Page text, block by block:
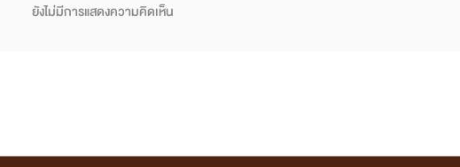
ยังไม่มีการแสดงความคิดเห็น